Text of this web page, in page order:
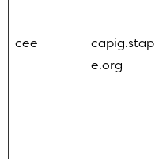
cee
capig.stap
e.org